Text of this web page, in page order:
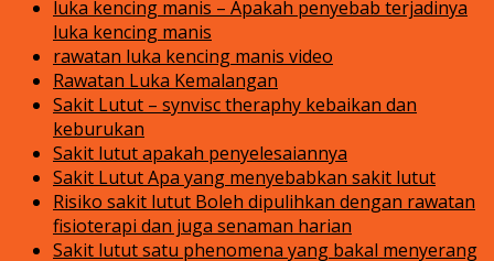
luka kencing manis – Apakah penyebab terjadinya
luka kencing manis
rawatan luka kencing manis video
Rawatan Luka Kemalangan
Sakit Lutut – synvisc theraphy kebaikan dan
keburukan
Sakit lutut apakah penyelesaiannya
Sakit Lutut Apa yang menyebabkan sakit lutut
Risiko sakit lutut Boleh dipulihkan dengan rawatan
fisioterapi dan juga senaman harian
Sakit lutut satu phenomena yang bakal menyerang